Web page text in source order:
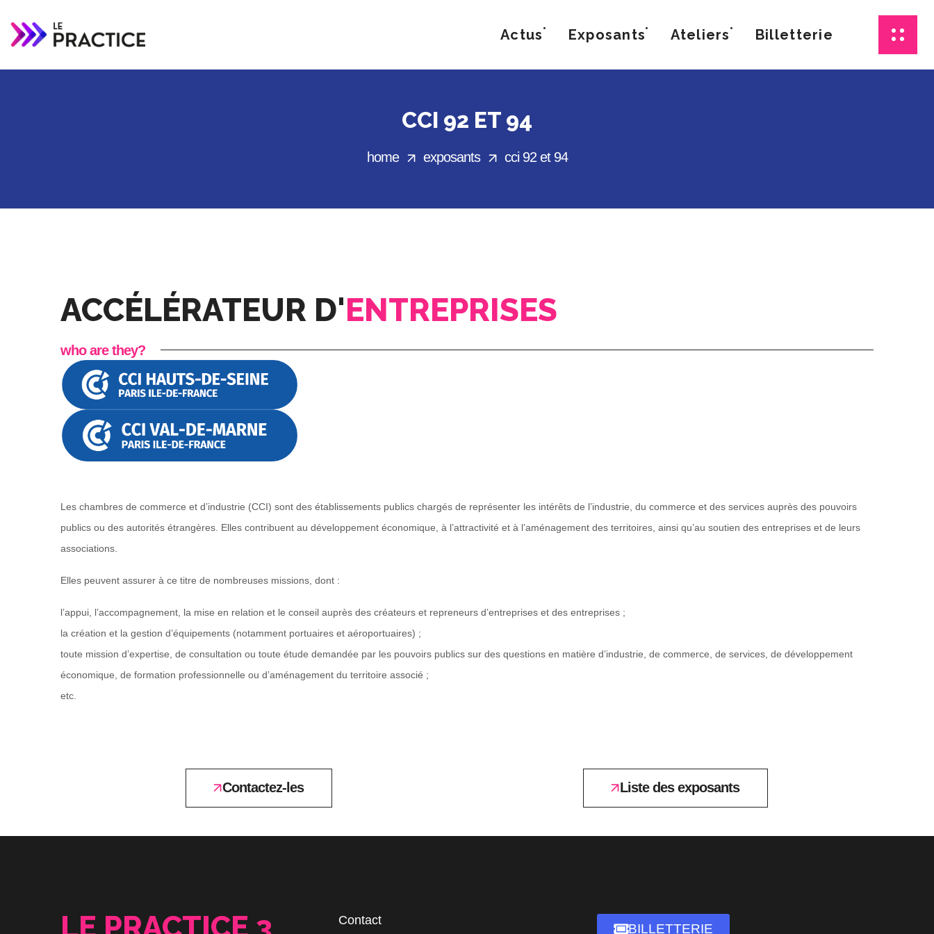
Actus Exposants Ateliers Billetterie
CCI 92 ET 94
home exposants cci 92 et 94
who are they?
ACCÉLÉRATEUR D'ENTREPRISES
Les chambres de commerce et d’industrie (CCI) sont des établissements publics chargés de représenter les intérêts de l’industrie, du commerce et des services auprès des pouvoirs
publics ou des autorités étrangères. Elles contribuent au développement économique, à l’attractivité et à l’aménagement des territoires, ainsi qu’au soutien des entreprises et de leurs
associations.
Elles peuvent assurer à ce titre de nombreuses missions, dont :
l’appui, l’accompagnement, la mise en relation et le conseil auprès des créateurs et repreneurs d’entreprises et des entreprises ;
la création et la gestion d’équipements (notamment portuaires et aéroportuaires) ;
toute mission d’expertise, de consultation ou toute étude demandée par les pouvoirs publics sur des questions en matière d’industrie, de commerce, de services, de développement
économique, de formation professionnelle ou d’aménagement du territoire associé ;
etc.
Contactez-les Liste des exposants
Contact
BILLETTERIE